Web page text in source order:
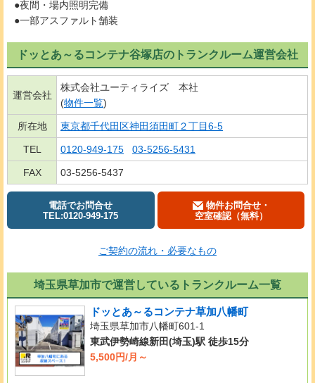
●夜間・場内照明完備
●一部アスファルト舗装
ドッとあ～るコンテナ谷塚店のトランクルーム運営会社
運営会社
株式会社ユーティライズ 本社
(物件一覧)
所在地 東京都千代田区神田須田町２丁目6-5
TEL 0120-949-175 03-5256-5431
FAX 03-5256-5437
電話でお問合せ
TEL:0120-949-175
物件お問合せ・
空室確認（無料）
ご契約の流れ・必要なもの
埼玉県草加市で運営しているトランクルーム一覧
ドッとあ～るコンテナ草加八幡町
埼玉県草加市八幡町601-1
東武伊勢崎線新田(埼玉)駅 徒歩15分
5,500円/月～